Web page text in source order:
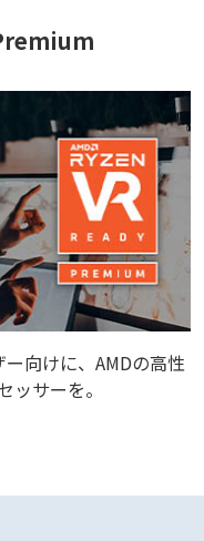
向けに、AMDの高性
サーを。